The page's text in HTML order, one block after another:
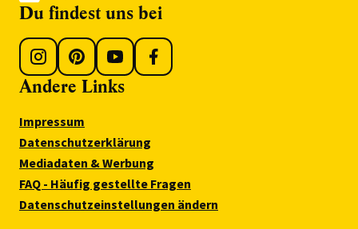
Du findest uns bei
Andere Links
Impressum
Datenschutzerklärung
Mediadaten & Werbung
FAQ - Häufig gestellte Fragen
Datenschutzeinstellungen ändern